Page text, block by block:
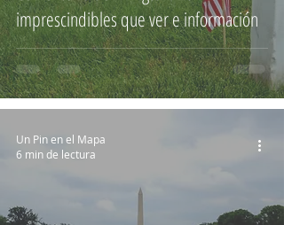
imprescindibles que ver e información
Un Pin en el Mapa
6 min de lectura